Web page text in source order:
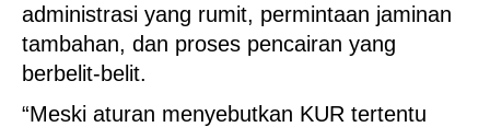
administrasi yang rumit, permintaan jaminan
tambahan, dan proses pencairan yang
berbelit-belit.
“Meski aturan menyebutkan KUR tertentu